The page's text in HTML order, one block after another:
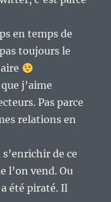
en temps de
toujours le
j’aime
Pas parce
relations en
de ce
l’on vend. Ou
été piraté. Il